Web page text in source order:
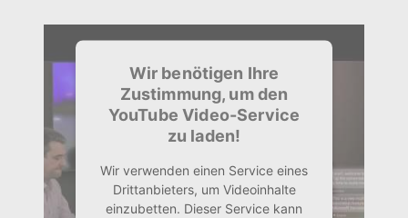
Wir benötigen Ihre
Zustimmung, um den
YouTube Video-Service
zu laden!
Wir verwenden einen Service eines
Drittanbieters, um Videoinhalte
einzubetten. Dieser Service kann